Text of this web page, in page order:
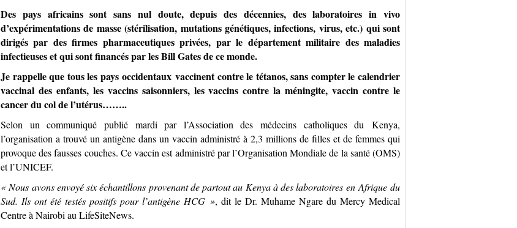
Des pays africains sont sans nul doute, depuis des décennies, des laboratoires in vivo
d’expérimentations de masse (stérilisation, mutations génétiques, infections, virus, etc.) qui sont
dirigés par des firmes pharmaceutiques privées, par le département militaire des maladies
infectieuses et qui sont financés par les Bill Gates de ce monde.
Je rappelle que tous les paysoccidentaux vaccinent contre le tétanos, sans compter le calendrier
vaccinal des enfants, les vaccins saisonniers, les vaccins contre la méningite, vaccin contre le
cancer du col de l’utérus……..
Selon un communiqué publié mardi par l’Association des médecins catholiques du Kenya,
l’organisation a trouvé un antigène dans un vaccin administré à 2,3 millions de filles et de femmes qui
provoque des fausses couches. Ce vaccin est administré par l’Organisation Mondiale de la santé (OMS)
et l’UNICEF.
« Nous avons envoyé six échantillons provenant de partout au Kenya à des laboratoires en Afriquedu
Sud. Ils ont été testés positifs pour l’antigène HCG », dit le Dr. Muhame Ngare du Mercy Medical
Centre à Nairobi au LifeSiteNews.